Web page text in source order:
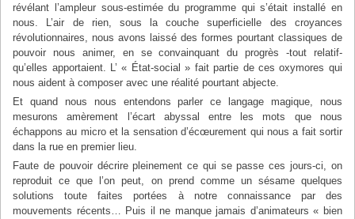
révélant l’ampleur sous-estimée du programme qui s’était installé en
nous. L’air de rien, sous la couche superficielle des croyances
révolutionnaires, nous avons laissé des formes pourtant classiques de
pouvoir nous animer, en se convainquant du progrès -tout relatif-
qu’elles apportaient. L’ « État-social » fait partie de ces oxymores qui
nous aident à composer avec une réalité pourtant abjecte.
Et quand nous nous entendons parler ce langage magique, nous
mesurons amèrement l’écart abyssal entre les mots que nous
échappons au micro et la sensation d’écœurement qui nous a fait sortir
dans la rue en premier lieu.
Faute de pouvoir décrire pleinement ce qui se passe ces jours-ci, on
reproduit ce que l’on peut, on prend comme un sésame quelques
solutions toute faites portées à notre connaissance par des
mouvements récents… Puis il ne manque jamais d’animateurs « bien